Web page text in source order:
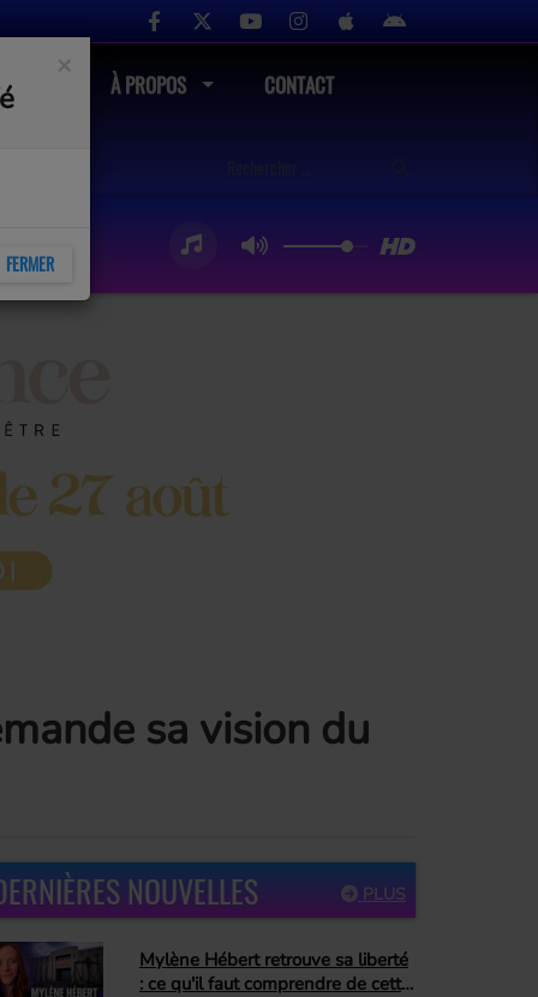
À PROPOS CONTACT
sa vision du
PLUS
NOUVELLES
Mylène Hébert retrouve sa liberté
: ce qu'il faut comprendre de cette
×
FERMER